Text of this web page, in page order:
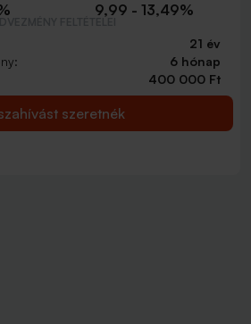
9,99 - 13,49%
21 év
6 hónap
400 000 Ft
szeretnék